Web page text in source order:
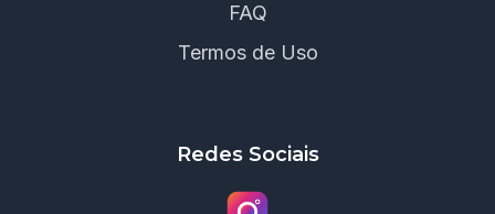
FAQ
Termos de Uso
Redes Sociais